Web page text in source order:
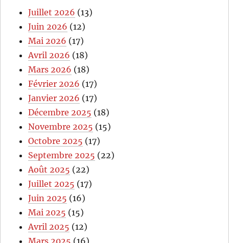
Juillet 2026 (13)
Juin 2026 (12)
Mai 2026 (17)
Avril 2026 (18)
Mars 2026 (18)
Février 2026 (17)
Janvier 2026 (17)
Décembre 2025 (18)
Novembre 2025 (15)
Octobre 2025 (17)
Septembre 2025 (22)
Août 2025 (22)
Juillet 2025 (17)
Juin 2025 (16)
Mai 2025 (15)
Avril 2025 (12)